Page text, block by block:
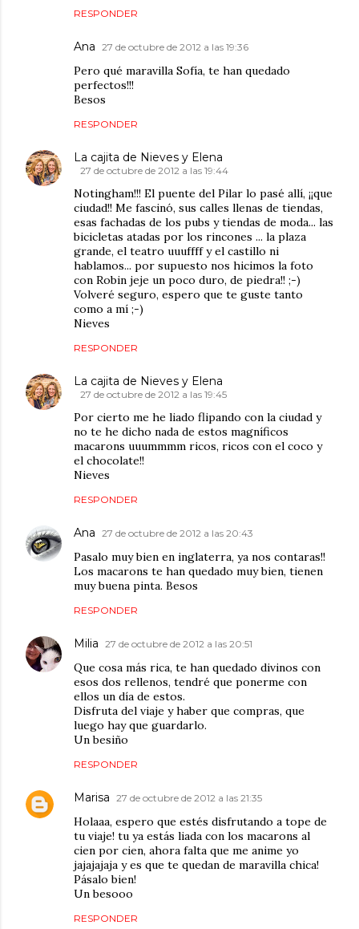
RESPONDER
Ana 27 de octubre de 2012 a las 19:36
Pero qué maravilla Sofía, te han quedado
perfectos!!!
Besos
RESPONDER
La cajita de Nieves y Elena
27 de octubre de 2012 a las 19:44
Notingham!!! El puente del Pilar lo pasé allí, ¡¡que
ciudad!! Me fascinó, sus calles llenas de tiendas,
esas fachadas de los pubs y tiendas de moda... las
bicicletas atadas por los rincones ... la plaza
grande, el teatro uuuffff y el castillo ni
hablamos... por supuesto nos hicimos la foto
con Robin jeje un poco duro, de piedra!! ;-)
Volveré seguro, espero que te guste tanto
como a mí ;-)
Nieves
RESPONDER
La cajita de Nieves y Elena
27 de octubre de 2012 a las 19:45
Por cierto me he liado flipando con la ciudad y
no te he dicho nada de estos magníficos
macarons uuummmm ricos, ricos con el coco y
el chocolate!!
Nieves
RESPONDER
Ana 27 de octubre de 2012 a las 20:43
Pasalo muy bien en inglaterra, ya nos contaras!!
Los macarons te han quedado muy bien, tienen
muy buena pinta. Besos
RESPONDER
Milia 27 de octubre de 2012 a las 20:51
Que cosa más rica, te han quedado divinos con
esos dos rellenos, tendré que ponerme con
ellos un día de estos.
Disfruta del viaje y haber que compras, que
luego hay que guardarlo.
Un besiño
RESPONDER
Marisa 27 de octubre de 2012 a las 21:35
Holaaa, espero que estés disfrutando a tope de
tu viaje! tu ya estás liada con los macarons al
cien por cien, ahora falta que me anime yo
jajajajaja y es que te quedan de maravilla chica!
Pásalo bien!
Un besooo
RESPONDER